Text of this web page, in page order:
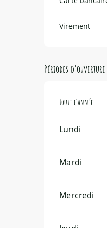
Virement
Périodes d'ouverture
Toute l'année
Toute l'année
Lundi
Mardi
Mercredi